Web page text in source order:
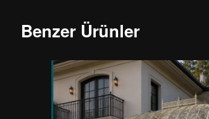
Benzer Ürünler